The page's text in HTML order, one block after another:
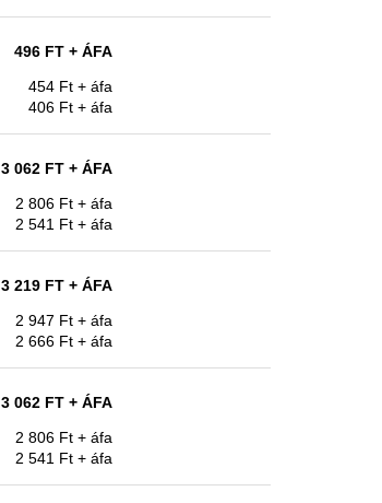
496 FT + ÁFA
454 Ft + áfa
406 Ft + áfa
3 062 FT + ÁFA
2 806 Ft + áfa
2 541 Ft + áfa
3 219 FT + ÁFA
2 947 Ft + áfa
2 666 Ft + áfa
3 062 FT + ÁFA
2 806 Ft + áfa
2 541 Ft + áfa